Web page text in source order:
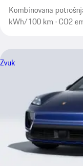
Kombinovana
kWh/100 km · CO2
Zvuk